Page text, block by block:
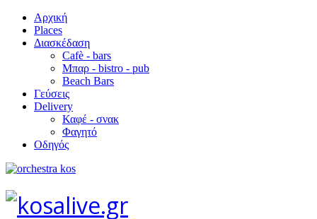
Αρχική
Places
Διασκέδαση
Cafè - bars
Μπαρ - bistro - pub
Beach Bars
Γεύσεις
Delivery
Καφέ - σνακ
Φαγητό
Οδηγός